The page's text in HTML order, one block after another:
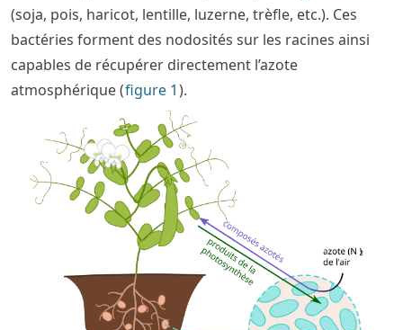
(soja, pois, haricot, lentille, luzerne, trèfle, etc.). Ces
bactéries forment des nodosités sur les racines ainsi
capables de récupérer directement l’azote
atmosphérique (figure 1).